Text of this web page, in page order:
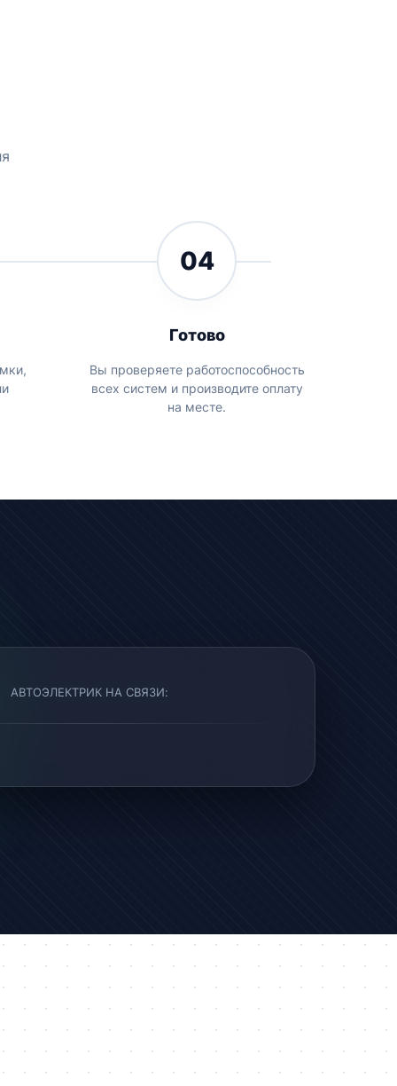
04
Готово
Вы проверяете работоспособность
всех систем и производите оплату
на месте.
АВТОЭЛЕКТРИК НА СВЯЗИ: